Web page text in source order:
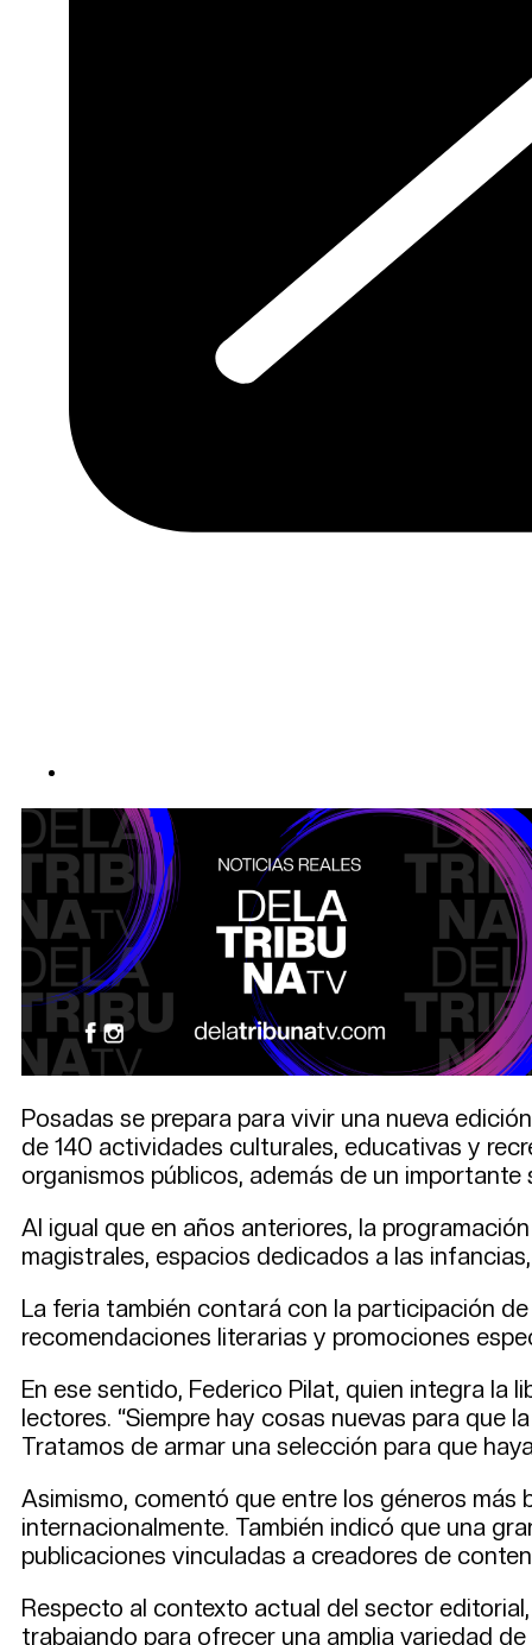
Posadas se prepara para vivir una nueva
de 140 actividades culturales, educativas y
organismos públicos, además de un
Al igual que en años anteriores, la
magistrales, espacios dedicados a las
La feria también contará con la participación
recomendaciones literarias y promociones
En ese sentido, Federico Pilat, quien integra la
lectores. “Siempre hay cosas nuevas para que
Tratamos de armar una selección para que
Asimismo, comentó que entre los géneros
internacionalmente. También indicó que una
publicaciones vinculadas a creadores de
Respecto al contexto actual del sector
trabajando para ofrecer una amplia variedad